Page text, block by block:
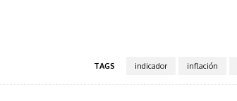
TAGS indicador inflación